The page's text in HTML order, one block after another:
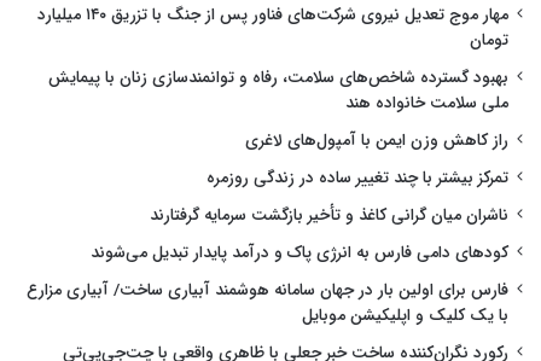
مهار موج تعدیل نیروی شرکت‌های فناور پس از جنگ با تزریق ۱۴۰ میلیارد
تومان
بهبود گسترده شاخص‌های سلامت، رفاه و توانمندسازی زنان با پیمایش
ملی سلامت خانواده هند
راز کاهش وزن ایمن با آمپول‌های لاغری
تمرکز بیشتر با چند تغییر ساده در زندگی روزمره
ناشران میان گرانی کاغذ و تأخیر بازگشت سرمایه گرفتارند
کودهای دامی فارس به انرژی پاک و درآمد پایدار تبدیل می‌شوند
فارس برای اولین بار در جهان سامانه هوشمند آبیاری ساخت/ آبیاری مزارع
با یک کلیک و اپلیکیشن موبایل
رکورد نگران‌کننده ساخت خبر جعلی با ظاهری واقعی با چت‌جی‌پی‌تی